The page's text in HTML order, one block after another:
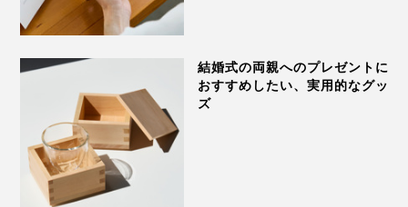
森
森の中で、光を受けて輝く明るい緑の葉と、重なり合っ
て影のように濃い緑の葉をイメージしました。
結婚式の両親へのプレゼントに
おすすめしたい、実用的なグッ
ズ